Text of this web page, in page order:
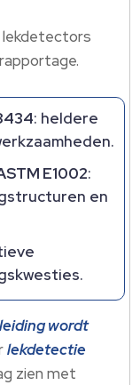
lekdetectors
: heldere
E1002:
en
wordt
lekdetectie
zien met